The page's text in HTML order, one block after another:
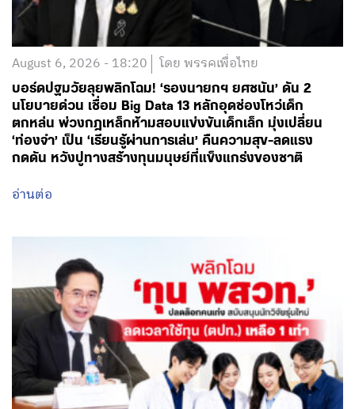
August 6, 2026 - 18:20 โดย พรรคเพื่อไทย
บอร์ดปฐมวัยลุยพลิกโฉม! ‘รองนายกฯ ยศชนัน’ ดัน 2
นโยบายด่วน เชื่อม Big Data 13 หลักอุดช่องโหว่เด็ก
ตกหล่น พ่วงกฎเหล็กห้ามสอบแข่งขันเด็กเล็ก มุ่งเปลี่ยน
‘ท่องจำ’ เป็น ‘เรียนรู้ผ่านการเล่น’ คืนความสุข-ลดแรง
กดดัน หวังปูทางสร้างทุนมนุษย์ที่แข็งแกร่งของชาติ
อ่านต่อ